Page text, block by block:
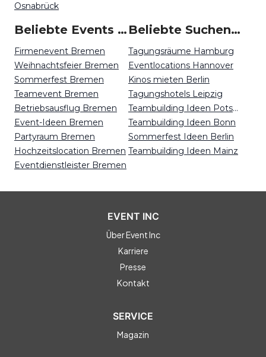
Osnabrück
Beliebte Events in Bremen
Firmenevent Bremen
Weihnachtsfeier Bremen
Sommerfest Bremen
Teamevent Bremen
Betriebsausflug Bremen
Event-Ideen Bremen
Partyraum Bremen
Hochzeitslocation Bremen
Eventdienstleister Bremen
Beliebte Suchen auf Event Inc
Tagungsräume Hamburg
Eventlocations Hannover
Kinos mieten Berlin
Tagungshotels Leipzig
Teambuilding Ideen Potsdam
Teambuilding Ideen Bonn
Sommerfest Ideen Berlin
Teambuilding Ideen Mainz
EVENT INC
Über Event Inc
Karriere
Presse
Kontakt
SERVICE
Magazin